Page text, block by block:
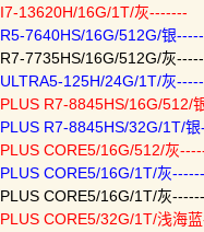
I7-13620H/16G/1T/灰-------
R5-7640HS/16G/512G/银
R7-7735HS/16G/512G/灰
ULTRA5-125H/24G/1T/灰
R7-8845HS/16G/
PLUS R7-8845HS/32G/1T/
CORE5/16G/512/灰
CORE5/16G/1T/灰
PLUS CORE5/16G/1T/灰
CORE5/32G/1T/浅